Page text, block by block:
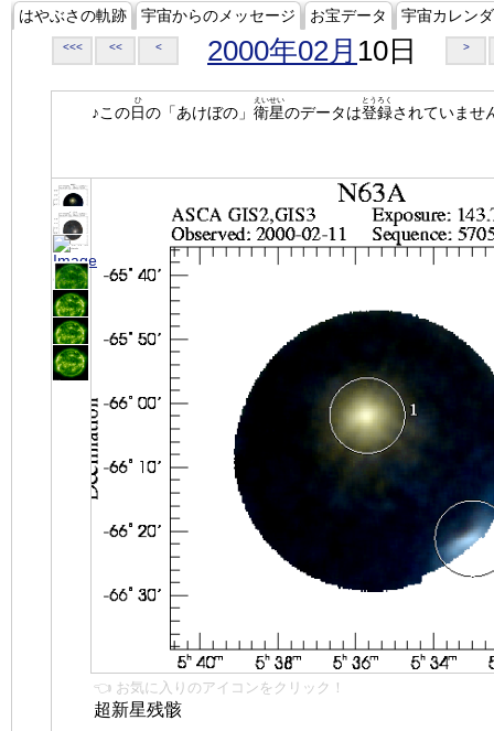
はやぶさの軌跡 宇宙からのメッセージ お宝データ 宇宙カレン
<<< << < 2000年02月 10日 >
♪この日
ひ
の「あけぼの」 衛星
えいせい
のデータは登録
とうろく
されていませ
👈 お気に入りのアイコンをクリック！
超新星残骸